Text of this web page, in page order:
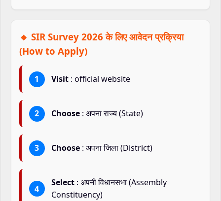
🔸 SIR Survey 2026 के लिए आवेदन प्रक्रिया
(How to Apply)
Visit : official website
Choose : अपना राज्य (State)
Choose : अपना जिला (District)
Select : अपनी विधानसभा (Assembly
Constituency)